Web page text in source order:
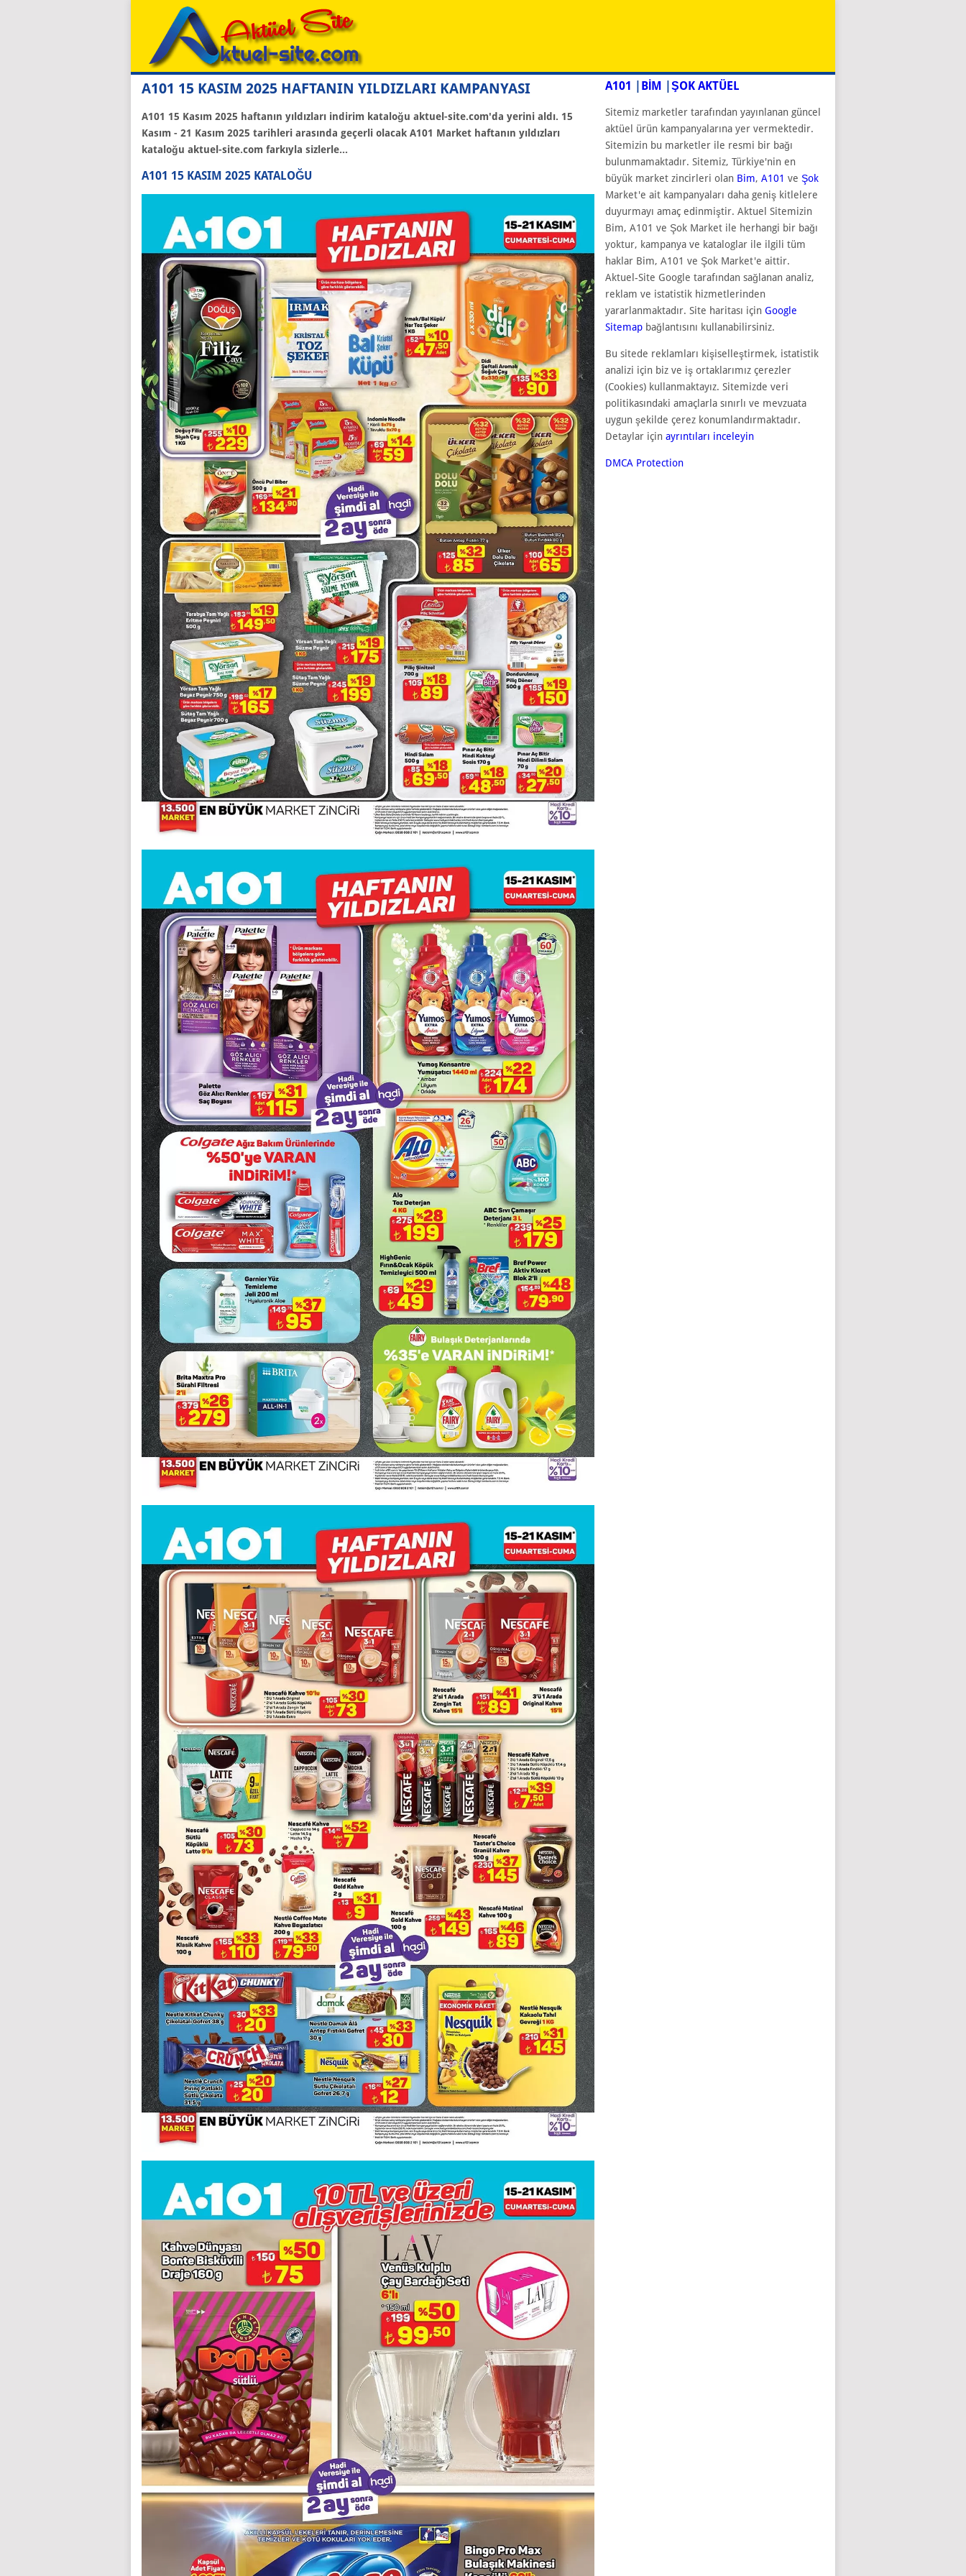
A101 15 KASIM 2025 HAFTANIN YILDIZLARI KAMPANYASI
A101 15 Kasım 2025 haftanın yıldızları indirim kataloğu aktuel-site.com'da yerini aldı. 15
Kasım - 21 Kasım 2025 tarihleri arasında geçerli olacak A101 Market haftanın yıldızları
kataloğu aktuel-site.com farkıyla sizlerle...
A101 15 KASIM 2025 KATALOĞU
A101 BİM ŞOK AKTÜEL
Sitemiz marketler tarafından yayınlanan güncel
aktüel ürün kampanyalarına yer vermektedir.
Sitemizin bu marketler ile resmi bir bağı
bulunmamaktadır. Sitemiz, Türkiye'nin en
büyük market zincirleri olan Bim, A101 ve Şok
Market'e ait kampanyaları daha geniş kitlelere
duyurmayı amaç edinmiştir. Aktuel Sitemizin
Bim, A101 ve Şok Market ile herhangi bir bağı
yoktur, kampanya ve kataloglar ile ilgili tüm
haklar Bim, A101 ve Şok Market'e aittir.
Aktuel-Site Google tarafından sağlanan analiz,
reklam ve istatistik hizmetlerinden
yararlanmaktadır. Site haritası için Google
Sitemap bağlantısını kullanabilirsiniz.
Bu sitede reklamları kişiselleştirmek, istatistik
analizi için biz ve iş ortaklarımız çerezler
(Cookies) kullanmaktayız. Sitemizde veri
politikasındaki amaçlarla sınırlı ve mevzuata
uygun şekilde çerez konumlandırmaktadır.
Detaylar için ayrıntıları inceleyin
DMCA Protection